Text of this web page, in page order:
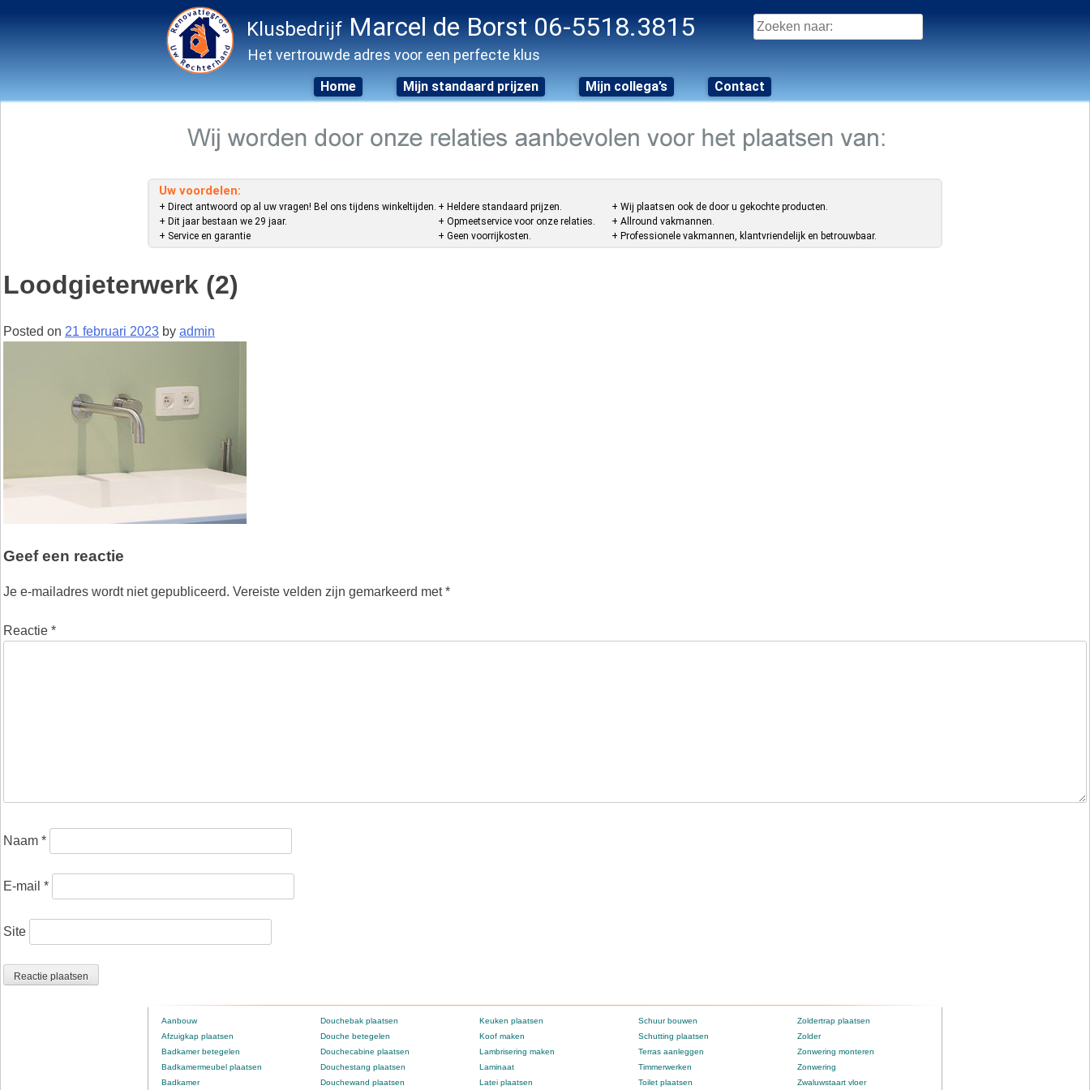
Klusbedrijf Marcel de Borst 06-5518.3815
Het vertrouwde adres voor een perfecte klus
Zoeken
naar:
Home Mijn standaard prijzen Mijn collega’s Contact
Uw voordelen:
+ Direct antwoord op al uw vragen! Bel ons tijdens winkeltijden.
+ Dit jaar bestaan we 29 jaar.
+ Service en garantie
+ Heldere standaard prijzen.
+ Opmeetservice voor onze relaties.
+ Geen voorrijkosten.
+ Wij plaatsen ook de door u gekochte producten.
+ Allround vakmannen.
+ Professionele vakmannen, klantvriendelijk en betrouwbaar.
Loodgieterwerk (2)
Posted on 21 februari 2023 by admin
Geef een reactie
Je e-mailadres wordt niet gepubliceerd. Vereiste velden zijn gemarkeerd met*
Reactie *
Naam *
E-mail *
Site
Aanbouw
Afzuigkap plaatsen
Badkamer betegelen
Badkamermeubel plaatsen
Badkamer
Douchebak plaatsen
Douche betegelen
Douchecabine plaatsen
Douchestang plaatsen
Douchewand plaatsen
Keuken plaatsen
Koof maken
Lambrisering maken
Laminaat
Latei plaatsen
Schuur bouwen
Schutting plaatsen
Terras aanleggen
Timmerwerken
Toilet plaatsen
Zoldertrap plaatsen
Zolder
Zonwering monteren
Zonwering
Zwaluwstaart vloer